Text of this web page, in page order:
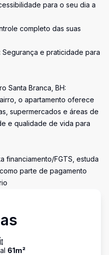
para o seu dia a
completo das suas
Segurança e praticidade para
Santa Branca, BH:
o apartamento oferece
supermercados e áreas de
e qualidade de vida para
financiamento/FGTS, estuda
parte de pagamento
61m²